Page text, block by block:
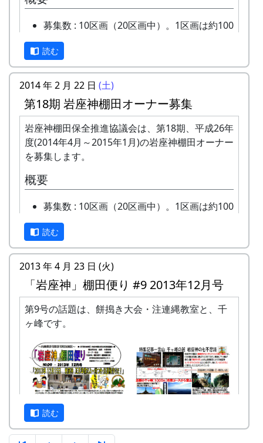
募集数 : 10区画（20区画中）。1区画は約100
平方メートルです。
応募資格 : まじめに農業に取り組み、自然と
ふれあう勇気をお持ちで、地域になじめるか
た。家族や団体でも結構です。
年会費 : 1区画5万円です。
申込み期限 : 2015年3月15日。
選考 : 応募者が募集数を超えた場合は、書類
選考させていただきます。
申込み方法 : 下記の申込み窓口に、郵便番
またはメールでお申込み下さい。 折り返し、
りいたしますので、申し込みアンケートをご
返送ください。
「申込みアンケート(PDF)」をご利用下さっ
てもかまいません。
申込み・お問合せの窓口
岩座神棚田保全推進協議会事務局
FAX: XXXX-XX-XXXX
MAIL : mailaddress
担当 : XX
読む
2014 年 2 月 22 日 (土)
第18期 岩座神棚田オーナー募集
岩座神棚田保全推進協議会は、第18期、平成26年
度(2014年4月～2015年1月)の岩座神棚田オーナー
を募集します。
概要
募集数 : 10区画（20区画中）。1区画は約100
平方メートルです。
応募資格 : まじめに農業に取り組み、自然と
ふれあう勇気をお持ちで、地域になじめるか
た。家族や団体でも結構です。
年会費 : 1区画5万円です。
申込み期限 : 2014年2月28日。
選考 : 応募者が募集数を超えた場合は、書類
選考させていただきます。
号、住所、氏名、電話番号を明記して、FAX
またはメールでお申込み下さい。 折り返し、
詳しい内容と「申し込みアンケート」をお送
りいたしますので、申し込みアンケートをご
返送ください。
「申込みアンケート(PDF)」をご利用下さっ
てもかまいません。
読む
2013 年 4 月 23 日 (火)
「岩座神」棚田便り #9 2013年12月号
第9号の話題は、餅搗き大会・注連縄教室と、千
ヶ峰です。
読む